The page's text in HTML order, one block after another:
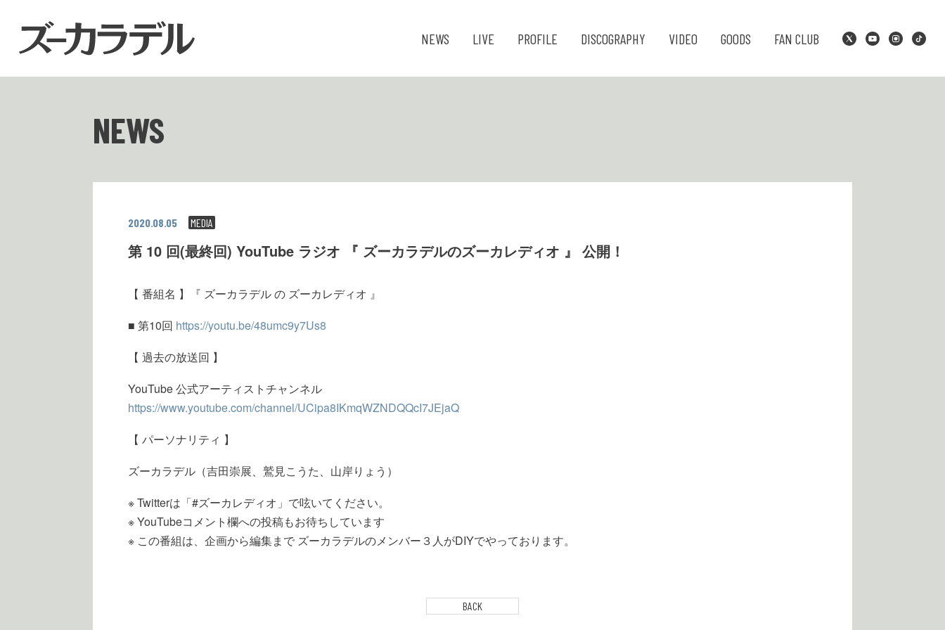
NEWS LIVE PROFILE DISCOGRAPHY VIDEO GOODS FAN CLUB
NEWS
2020.08.05 MEDIA
第 10 回(最終回) YouTube ラジオ 『 ズーカラデルのズーカレディオ 』 公開！
【 番組名 】『 ズーカラデル の ズーカレディオ 』
■ 第10回 https://youtu.be/48umc9y7Us8
【 過去の放送回 】
YouTube 公式アーティストチャンネル
https://www.youtube.com/channel/UCipa8IKmqWZNDQQcI7JEjaQ
【 パーソナリティ 】
ズーカラデル（吉田崇展、鷲見こうた、山岸りょう）
※ Twitterは「#ズーカレディオ」で呟いてください。
※ YouTubeコメント欄への投稿もお待ちしています
※ この番組は、企画から編集まで ズーカラデルのメンバー３人がDIYでやっております。
BACK